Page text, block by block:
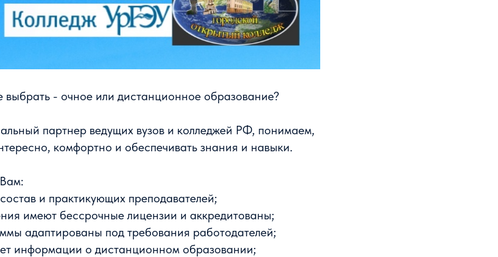
выбрать - очное или дистанционное образование?
партнер ведущих вузов и колледжей РФ, понимаем,
комфортно и обеспечивать знания и навыки.
и практикующих преподавателей;
имеют бессрочные лицензии и аккредитованы;
адаптированы под требования работодателей;
информации о дистанционном образовании;